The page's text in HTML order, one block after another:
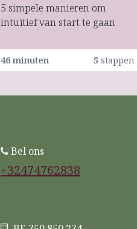
5 simpele manieren om
intuïtief van start te gaan
46 minuten 5 stappen
Bel ons
+32474762838